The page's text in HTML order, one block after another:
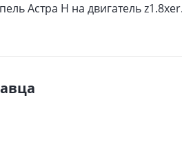
Астра Н на двигатель